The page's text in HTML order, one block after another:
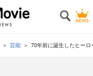
芸能 70年前に誕生したヒー